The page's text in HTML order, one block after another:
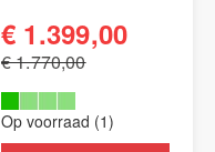
€ 1.399,00
€ 1.770,00
Op voorraad (1)